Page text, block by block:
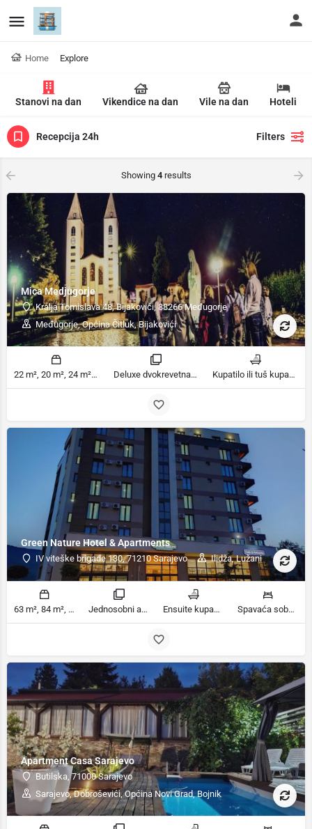
Home Explore
Stanovi na dan Vikendice na dan Vile na dan Hoteli
Recepcija 24h Filters
Showing 4results
Mica Medjugorje
Kralja Tomislava 48, Bijakovići, 88266 Međugorje
Međugorje, Općina Čitluk, Bijakovići
22 m², 20 m², 24 m², 28 m², 15 m² m2 Deluxe dvokrevetna soba, Dvokrevetna ili Twin soba, Trokrevetna soba, Deluxe trokrevetna soba, Četvorokrevetna soba, Deluxe Family Room, Jednokrevetna soba sobe Kupatilo ili tuš kupatila
Green Nature Hotel & Apartments
IV viteške brigade 130, 71210 Sarajevo Ilidža, Lužani
63 m², 84 m², 106 m² m2 Jednosobni apartman, Dvosobni apartman, Trosobni stan sobe Ensuite kupaonica kupatila Spavaća soba 1: 1 ekstra veliki bračni krevet | Dnevni boravak: 2 kauča na razvlačenje | Spavaća soba 2: 2 kreveta za jednu osobu | Spavaća soba 1: 1 bračni krevet | Spavaća soba 3: 1 krevet za jednu osobu ležaja
Apartment Casa Sarajevo
Butilska, 71000 Sarajevo
Sarajevo, Dobroševići, Općina Novi Grad, Bojnik